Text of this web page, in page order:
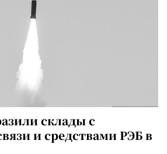
склады с
и средствами РЭБ в